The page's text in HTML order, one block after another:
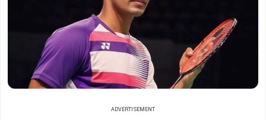
ADVERTISEMENT